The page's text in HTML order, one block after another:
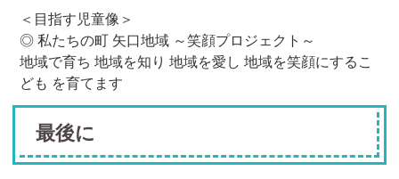
＜目指す児童像＞
◎ 私たちの町 矢口地域 ～笑顔プロジェクト～
地域で育ち 地域を知り 地域を愛し 地域を笑顔にするこ
ども を育てます
最後に